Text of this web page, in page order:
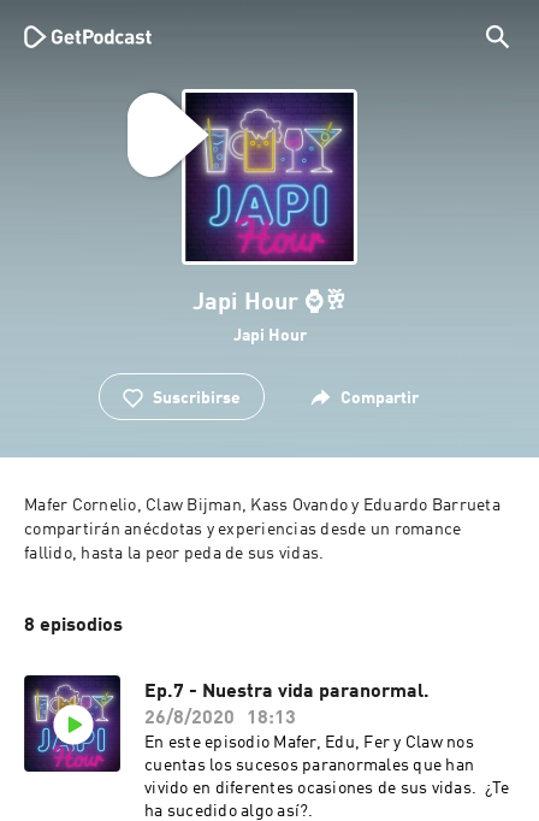
Japi Hour ⌚️🥂
Japi Hour
Suscribirse Compartir
Mafer Cornelio, Claw Bijman, Kass Ovando y Eduardo Barrueta
compartirán anécdotas y experiencias desde un romance
fallido, hasta la peor peda de sus vidas.
8 episodios
Ep.7 - Nuestra vida paranormal.
26/8/2020
18:13
En este episodio Mafer, Edu, Fer y Claw nos
cuentas los sucesos paranormales que han
vivido en diferentes ocasiones de sus vidas. ¿Te
ha sucedido algo así?.